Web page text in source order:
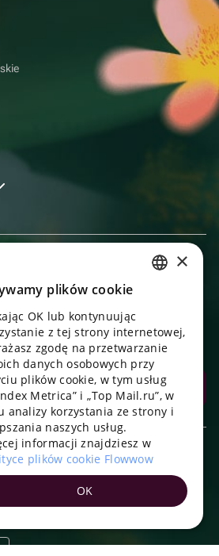
wygodniejsze!
dostawa, wygodny czat z
aplikację
UKRAINIAN
PORTUGUESE
SPANISH
TURKISH
×
plików cookie
OK lub kontynuując
z tej strony internetowej,
zgodę na przetwarzanie
danych osobowych przy
plików cookie, w tym usług
Metrica” i „Top Mail.ru”, w
analizy korzystania ze strony i
naszych usług.
informacji znajdziesz w
plików cookie Flowwow
OK